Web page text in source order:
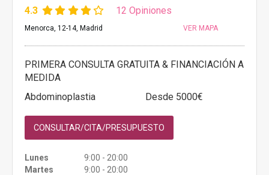
4.3 12 Opiniones
Menorca, 12-14, Madrid VER MAPA
PRIMERA CONSULTA GRATUITA & FINANCIACIÓN A
MEDIDA
Abdominoplastia
Desde 5000€
CONSULTAR/CITA/PRESUPUESTO
Lunes
9:00 - 20:00
Martes
9:00 - 20:00